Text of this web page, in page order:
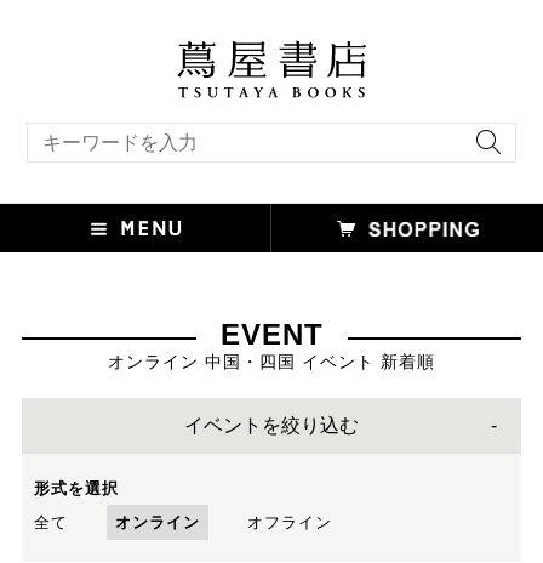
EVENT
オンライン 中国・四国 イベント 新着順
イベントを絞り込む
形式を選択
全て
オンライン オフライン